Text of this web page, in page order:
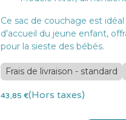
Ce sac de couchage est
d'accueil du jeune enfant,
pour la sieste des bébés.
Frais de livraison - standard
43,85 €(Hors taxes)